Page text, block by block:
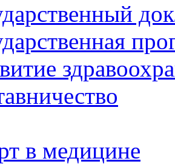
в медицине